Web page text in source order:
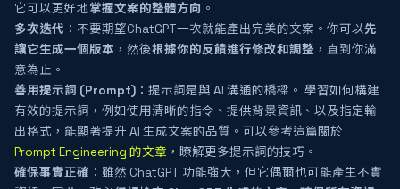
它可以更好地掌握文案的整體方向 。
多次迭代 ：不要期望ChatGPT一次就能產出完美的文案。你可以先
讓它生成一個版本 ，然後根據你的反饋進行修改和調整 ，直到你滿
意為止。
善用提示詞 (Prompt) ：提示詞是與 AI 溝通的橋樑。 學習如何構建
有效的提示詞，例如使用清晰的指令、提供背景資訊、以及指定輸
出格式，能顯著提升 AI 生成文案的品質。可以參考這篇關於
Prompt Engineering 的文章 ，瞭解更多提示詞的技巧。
確保事實正確 ：雖然 ChatGPT 功能強大，但它偶爾也可能產生不實